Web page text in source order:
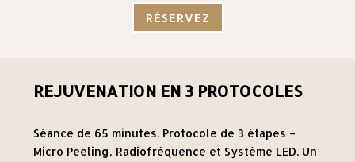
RÉSERVEZ
REJUVENATION EN 3 PROTOCOLES
Séance de 65 minutes. Protocole de 3 étapes –
Micro Peeling, Radiofréquence et Système LED. Un